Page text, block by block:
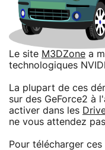
Le site M3DZone a
technologiques
La plupart de ces
sur des GeForce2 à
activer dans les
ne vous attendez
Pour télécharger